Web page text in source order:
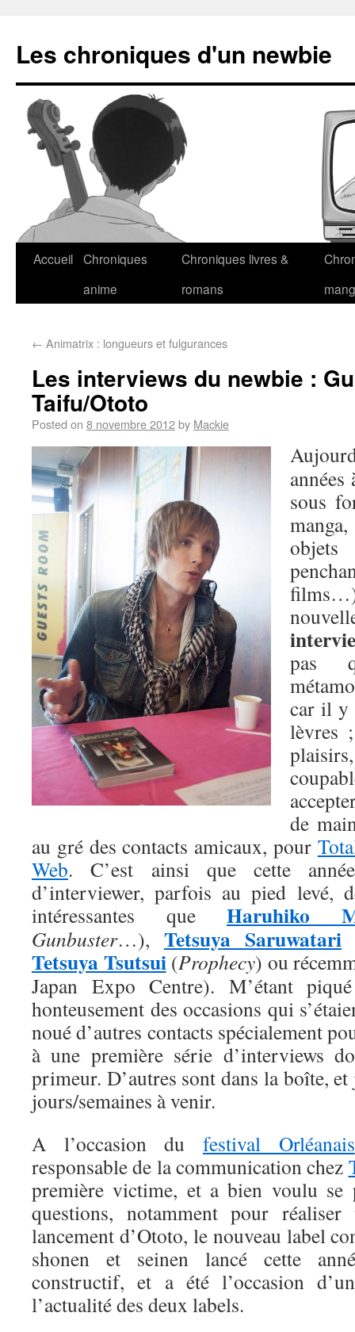
Les chroniques d'un newbie
Accueil Chroniques
anime
Chroniques livres &
romans
← Animatrix : longueurs et fulgurances
Les interviews du newbie :
Taifu/Ototo
Posted on 8 novembre 2012by Mackie
sous
pas
car il y
lèvres
de
au gré des contacts amicaux, pour
Web. C’est ainsi que cette
d’interviewer, parfois au pied levé,
intéressantes que Haruhiko
Gunbuster…), Tetsuya Saruwatari
Tetsuya Tsutsui(Prophecy) ou
Japan Expo Centre). M’étant
honteusement des occasions qui
noué d’autres contacts spécialement
à une première série d’interviews
primeur. D’autres sont dans la boîte,
jours/semaines à venir.
A l’occasion du festival Orléanais
responsable de la communication chez
première victime, et a bien voulu
questions, notamment pour
lancement d’Ototo, le nouveau label
shonen et seinen lancé cette
constructif, et a été l’occasion
l’actualité des deux labels.